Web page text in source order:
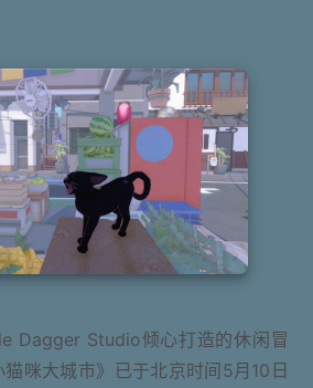
Dagger Studio倾心打造的休闲冒
咪大城市》已于北京时间5月10日